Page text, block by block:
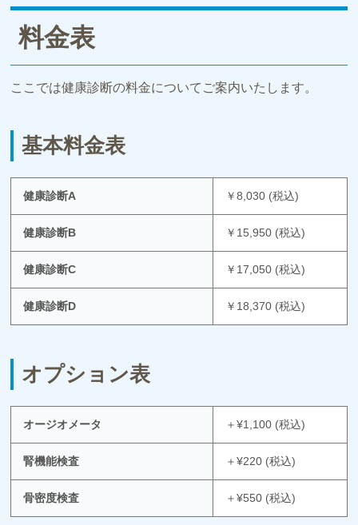
料金表
ここでは健康診断の料金についてご案内いたします。
基本料金表
健康診断A ￥8,030 (税込)
健康診断B ￥15,950 (税込)
健康診断C ￥17,050 (税込)
健康診断D ￥18,370 (税込)
オプション表
オージオメータ ＋¥1,100 (税込)
腎機能検査 ＋¥220 (税込)
骨密度検査 ＋¥550 (税込)